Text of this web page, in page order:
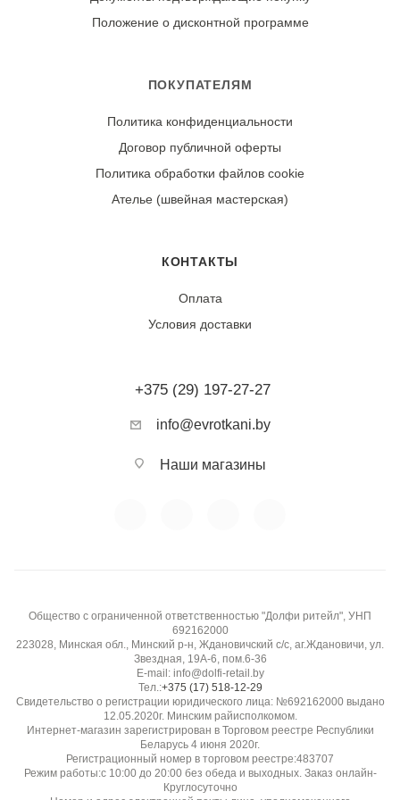
приборов и прямых солнечных лучей. Не гладить. Для
Ткань не дает усадки при правильном уходе. Обладает
высокой устойчивостью к истиранию, разрывам и
воздействию влаги. Сохраняет цвет и форму на
протяжении длительного времени.
Положение о дисконтной программе
ПОКУПАТЕЛЯМ
Политика конфиденциальности
Договор публичной оферты
Политика обработки файлов cookie
Ателье (швейная мастерская)
КОНТАКТЫ
Оплата
Условия доставки
+375 (29) 197-27-27
info@evrotkani.by
Наши магазины
Общество с ограниченной ответственностью "Долфи ритейл", УНП
692162000
223028, Минская обл., Минский р-н, Ждановичский с/с, аг.Ждановичи, ул.
Звездная, 19А-6, пом.6-36
E-mail: info@dolfi-retail.by
Тел.:+375 (17) 518-12-29
Свидетельство о регистрации юридического лица: №692162000 выдано
12.05.2020г. Минским райисполкомом.
Интернет-магазин зарегистрирован в Торговом реестре Республики
Беларусь 4 июня 2020г.
Регистрационный номер в торговом реестре:483707
Режим работы:с 10:00 до 20:00 без обеда и выходных. Заказ онлайн-
Круглосуточно